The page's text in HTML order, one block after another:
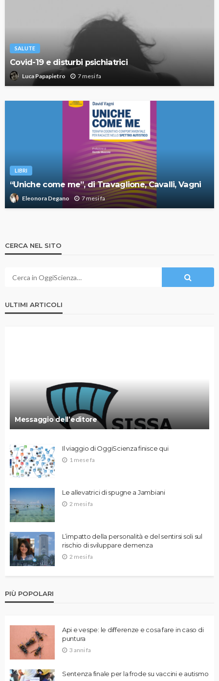
SALUTE
Covid-19 e disturbi psichiatrici
Luca Papapietro 7 mesi fa
LIBRI
“Uniche come me”, di Travaglione, Cavalli, Vagni
Eleonora Degano 7 mesi fa
CERCA NEL SITO
ULTIMI ARTICOLI
Messaggio dell’editore
Il viaggio di OggiScienza finisce qui
1 mese fa
Le allevatrici di spugne a Jambiani
2 mesi fa
L’impatto della personalità e del sentirsi soli sul
rischio di sviluppare demenza
2 mesi fa
PIÙ POPOLARI
Api e vespe: le differenze e cosa fare in caso di
puntura
3 anni fa
Sentenza finale per la frode su vaccini e autismo